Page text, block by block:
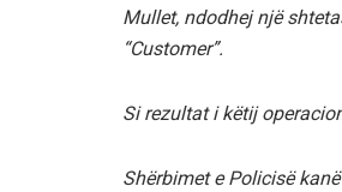
Mullet, ndodhej një
“Customer”.
Si rezultat i këtij
Shërbimet e Policisë